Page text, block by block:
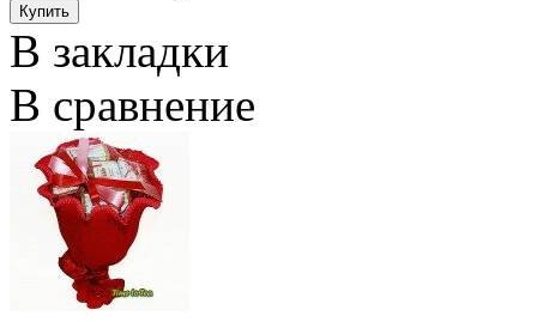
В закладки
В сравнение